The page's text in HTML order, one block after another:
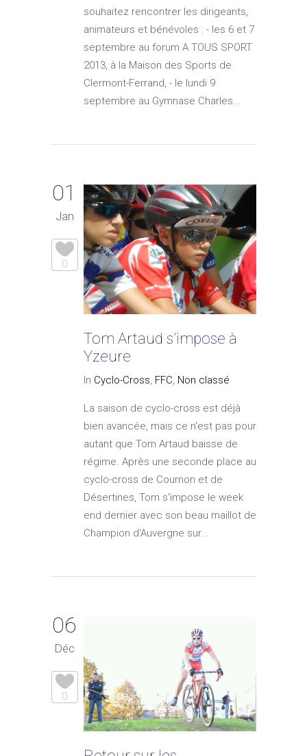
souhaitez rencontrer les dirigeants,
animateurs et bénévoles : - les 6 et 7
septembre au forum A TOUS SPORT
2013, à la Maison des Sports de
Clermont-Ferrand, - le lundi 9
septembre au Gymnase Charles...
01
Jan
0
Tom Artaud s’impose à
Yzeure
In Cyclo-Cross, FFC, Non classé
La saison de cyclo-cross est déjà
bien avancée, mais ce n'est pas pour
autant que Tom Artaud baisse de
régime. Après une seconde place au
cyclo-cross de Cournon et de
Désertines, Tom s'impose le week
end dernier avec son beau maillot de
Champion d'Auvergne sur...
06
Déc
0